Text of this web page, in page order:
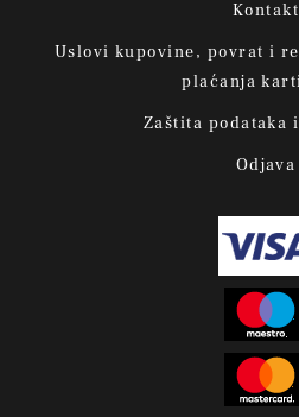
Kontakt
Uslovi kupovine, povrat i
plaćanja
Zaštita podataka
Odjava